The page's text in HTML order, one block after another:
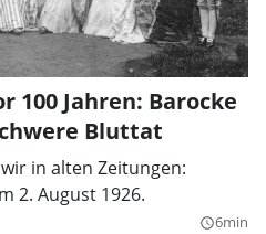
100 Jahren: Barocke
Bluttat
in alten Zeitungen:
2. August 1926.
query_builder6min